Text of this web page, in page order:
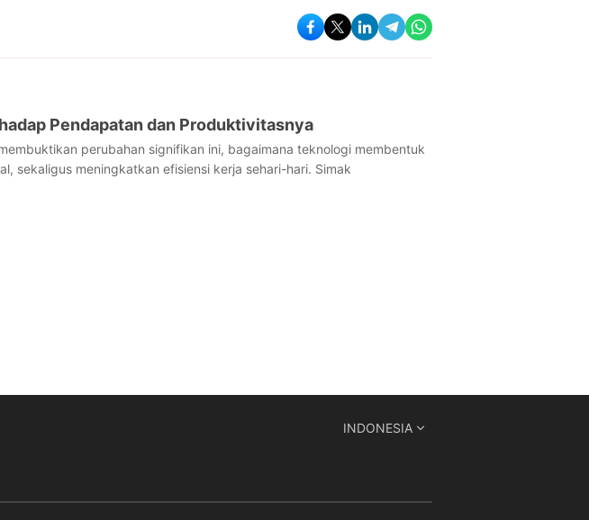
Pendapatan dan Produktivitasnya
perubahan signifikan ini, bagaimana teknologi membentuk
sekaligus meningkatkan efisiensi kerja sehari-hari. Simak
INDONESIA